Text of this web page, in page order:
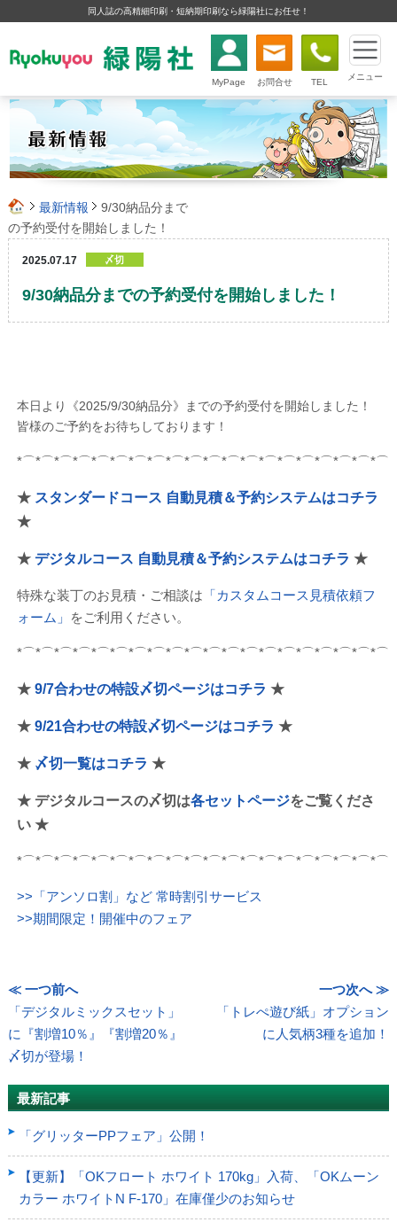
同人誌の高精細印刷・短納期印刷なら緑陽社にお任せ！
MyPage お問合せ TEL メニュー
最新情報
9/30納品分まで
の予約受付を開始しました！
2025.07.17 〆切
9/30納品分までの予約受付を開始しました！
本日より《2025/9/30納品分》までの予約受付を開始しました！
皆様のご予約をお待ちしております！
*⌒*⌒*⌒*⌒*⌒*⌒*⌒*⌒*⌒*⌒*⌒*⌒*⌒*⌒*⌒*⌒*⌒*⌒*⌒*⌒
★ スタンダードコース 自動見積＆予約システムはコチラ
★
★ デジタルコース 自動見積＆予約システムはコチラ ★
特殊な装丁のお見積・ご相談は 「カスタムコース見積依頼フ
ォーム」
をご利用ください。
*⌒*⌒*⌒*⌒*⌒*⌒*⌒*⌒*⌒*⌒*⌒*⌒*⌒*⌒*⌒*⌒*⌒*⌒*⌒*⌒
★ 9/7合わせの特設〆切ページはコチラ ★
★ 9/21合わせの特設〆切ページはコチラ ★
★ 〆切一覧はコチラ ★
★ デジタルコースの〆切は各セットページをご覧くださ
い ★
*⌒*⌒*⌒*⌒*⌒*⌒*⌒*⌒*⌒*⌒*⌒*⌒*⌒*⌒*⌒*⌒*⌒*⌒*⌒*⌒
>>「アンソロ割」など 常時割引サービス
>>期間限定！開催中のフェア
一つ次へ ≫
「トレぺ遊び紙」オプション
に人気柄3種を追加！
≪ 一つ前へ
「デジタルミックスセット」
に『割増10％』『割増20％』
〆切が登場！
最新記事
「グリッターPPフェア」公開！
【更新】「OKフロート ホワイト 170kg」入荷、「OKムーン
カラー ホワイトN F-170」在庫僅少のお知らせ